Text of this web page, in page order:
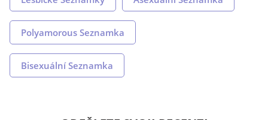
Polyamorous Seznamka
Bisexuální Seznamka